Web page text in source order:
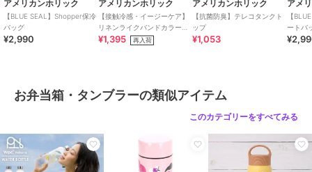
アメリカンホリック
【BLUE SEAL】Shopper保冷
バッグ
¥2,990
アメリカンホリック
【接触冷感・イージーケア】
リネンライクバンドカラーシ
ャツ
¥1,395 再入荷
アメリカンホリック
【抗菌防臭】テレコタンクト
ップ
¥1,053
アメ
【
ートバ
お弁当箱・タンブラーの類似アイテム
このカテゴリーをすべてみる